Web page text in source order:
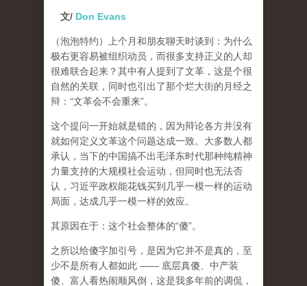
文/ Don Evans
（泡泡特约）
上个月和朋友聊天时谈到：为什么
极右更容易被组织动员，而很多支持正义的人却
很难联合起来？其中有人提到了文革，这是个很
自然的关联，同时也引出了那个烂大街的月经之
辩：“文革会不会重来”。
这个提问一开始就是错的，因为辩论各方并没有
就如何定义文革这个问题达成一致。大多数人都
承认，当下的中国搞不出毛泽东时代那种纯精神
力量支持的大规模社会运动，但同时也无法否
认，习近平政权能花钱买到几乎一模一样的运动
局面，达成几乎一模一样的效应。
其原因在于：这个社会整体的“傻”。
之所以给傻字加引号，是因为它并不是真的，至
少不是所有人都如此 —— 底层真傻、中产装
傻、富人看热闹顺风倒，这是我多年前的调侃，